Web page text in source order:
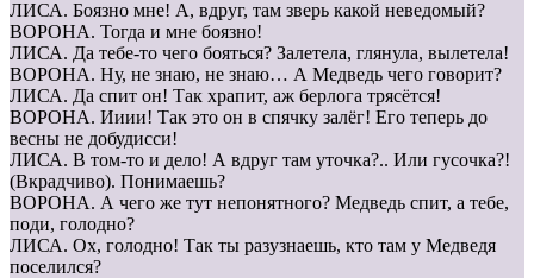
ЛИСА. Боязно мне! А, вдруг, там зверь какой неведомый?
ВОРОНА. Тогда и мне боязно!
ЛИСА. Да тебе-то чего бояться? Залетела, глянула, вылетела!
ВОРОНА. Ну, не знаю, не знаю… А Медведь чего говорит?
ЛИСА. Да спит он! Так храпит, аж берлога трясётся!
ВОРОНА. Ииии! Так это он в спячку залёг! Его теперь до
весны не добудисси!
ЛИСА. В том-то и дело! А вдруг там уточка?.. Или гусочка?!
(Вкрадчиво). Понимаешь?
ВОРОНА. А чего же тут непонятного? Медведь спит, а тебе,
поди, голодно?
ЛИСА. Ох, голодно! Так ты разузнаешь, кто там у Медведя
поселился?